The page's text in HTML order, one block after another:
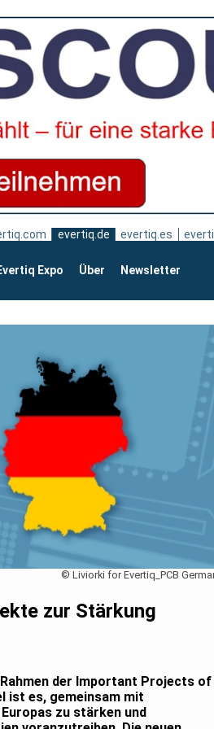
evertiq.de evertiq.es
Expo Über Newsletter
© Liviorki for Evertiq_PCB
zur Stärkung
der Important Projects of
ist es, gemeinsam mit
zu stärken und